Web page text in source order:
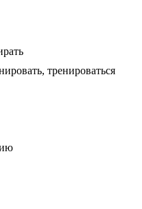
тренироваться